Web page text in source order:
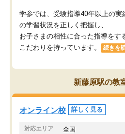
学参では、受験指導40年以上の実
の学習状況を正しく把握し、
お子さまの相性に合った指導をす
こだわりを持っています。
続きを
新藤原駅の教
オンライン校 詳しく見る
対応エリア 全国